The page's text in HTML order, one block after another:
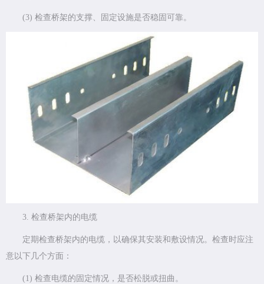
(3) 检查桥架的支撑、固定设施是否稳固可靠。
3. 检查桥架内的电缆
定期检查桥架内的电缆，以确保其安装和敷设情况。检查时应注
意以下几个方面：
(1) 检查电缆的固定情况，是否松脱或扭曲。